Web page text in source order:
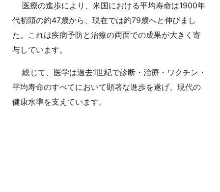
医療の進歩により、米国における平均寿命は1900年
代初頭の約47歳から、現在では約79歳へと伸びまし
た。これは疾病予防と治療の両面での成果が大きく寄
与しています。
総じて、医学は過去1世紀で診断・治療・ワクチン・
平均寿命のすべてにおいて顕著な進歩を遂げ、現代の
健康水準を支えています。